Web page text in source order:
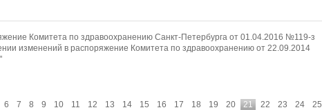
Комитета по здравоохранению Санкт-Петербурга от 01.04.2016 №119-з
изменений в распоряжение Комитета по здравоохранению от 22.09.2014
6 7 8 9 10 11 12 13 14 15 16 17 18 19 20 21 22 23 24 25